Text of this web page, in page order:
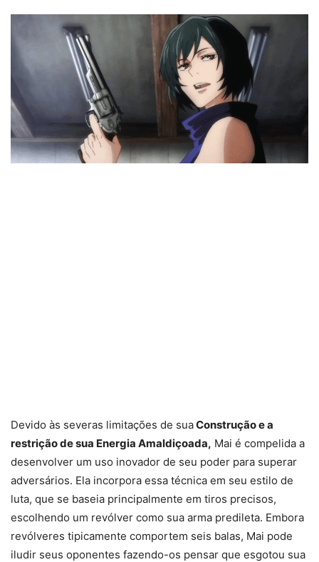
Devido às severas limitações de suaConstrução e a
restrição de sua Energia Amaldiçoada, Mai é compelida a
desenvolver um uso inovador de seu poder para superar
adversários. Ela incorpora essa técnica em seu estilo de
luta, que se baseia principalmente em tiros precisos,
escolhendo um revólver como sua arma predileta. Embora
revólveres tipicamente comportem seis balas, Mai pode
iludir seus oponentes fazendo-os pensar que esgotou sua